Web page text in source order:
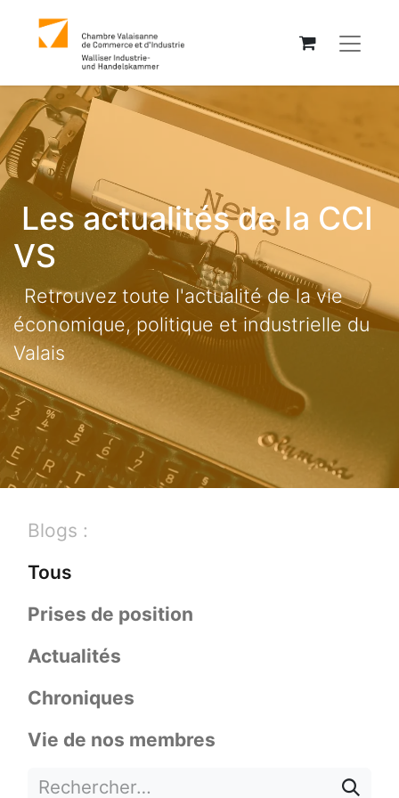
Les actualités de la CCI
VS
Retrouvez toute l'actualité de la vie
économique, politique et industrielle du
Valais
Blogs :
Tous
Prises de position
Actualités
Chroniques
Vie de nos membres